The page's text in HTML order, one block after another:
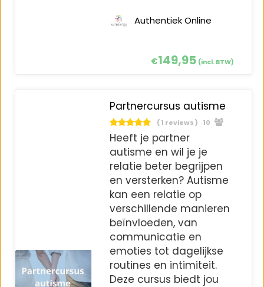
Authentiek Online
€149,95 (incl. BTW)
Partnercursus autisme
( 1 reviews ) 10
Heeft je partner
autisme en wil je je
relatie beter begrijpen
en versterken? Autisme
kan een relatie op
verschillende manieren
beïnvloeden, van
communicatie en
emoties tot dagelijkse
routines en intimiteit.
Deze cursus biedt jou